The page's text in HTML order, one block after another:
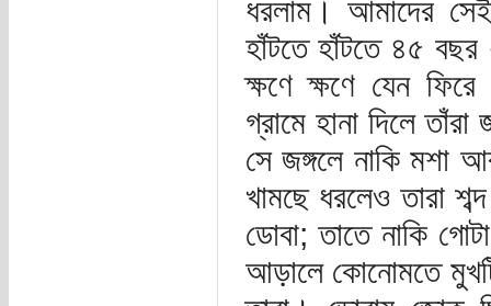
ধরলাম। আমাদের
হাঁটতে হাঁটতে ৪৫ বছর
ক্ষণে ক্ষণে যেন
গ্রামে হানা দিলে
সে জঙ্গলে নাকি মশা
খামছে ধরলেও তারা
ডোবা; তাতে নাকি
আড়ালে কোনোমতে